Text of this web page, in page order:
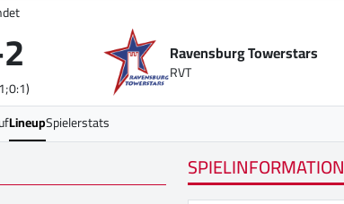
2 Ravensburg Towerstars
RVT
LineupSpielerstats
SPIELINFORMATION